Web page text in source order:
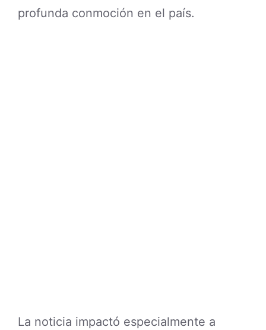
profunda conmoción en el país.
La noticia impactó especialmente a